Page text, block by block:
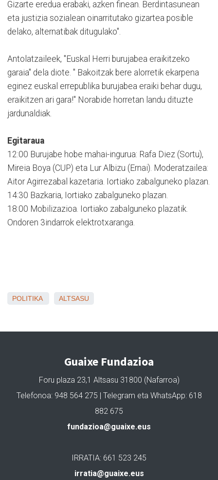
Gizarte eredua erabaki, azken finean. Berdintasunean
eta justizia sozialean oinarritutako gizartea posible
delako, alternatibak ditugulako".
Antolatzaileek, "Euskal Herri burujabea eraikitzeko
garaia" dela diote. " Bakoitzak bere alorretik ekarpena
eginez euskal errepublika burujabea eraiki behar dugu,
eraikitzen ari gara!" Norabide horretan landu dituzte
jardunaldiak.
Egitaraua
12:00 Burujabe hobe mahai-ingurua: Rafa Diez (Sortu),
Mireia Boya (CUP) eta Lur Albizu (Ernai). Moderatzailea:
Aitor Agirrezabal kazetaria. Iortiako zabalguneko plazan.
14:30 Bazkaria, Iortiako zabalguneko plazan.
18:00 Mobilizazioa. Iortiako zabalguneko plazatik.
Ondoren 3indarrok elektrotxaranga.
POLITIKA ALTSASU
Guaixe Fundazioa
Foru plaza 23,1 Altsasu 31800 (Nafarroa)
Telefonoa: 948 564 275 | Telegram eta WhatsApp: 618
882 675
fundazioa@guaixe.eus
IRRATIA: 661 523 245
irratia@guaixe.eus